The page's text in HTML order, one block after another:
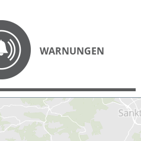
WARNUNGEN